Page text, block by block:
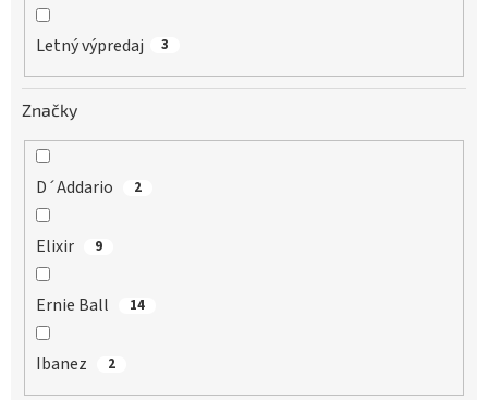
Letný výpredaj 3
Značky
D´Addario 2
Elixir 9
Ernie Ball 14
Ibanez 2